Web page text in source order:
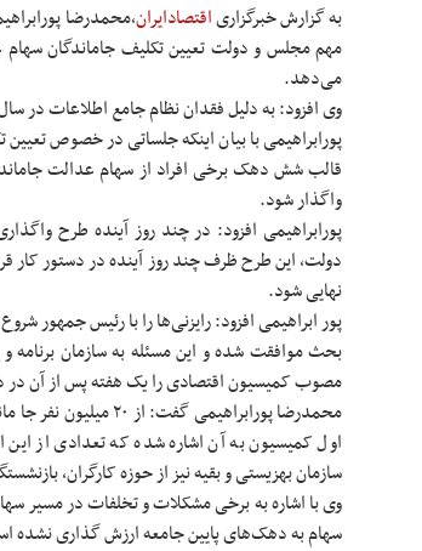
به گزارش خبرگزاریاقتصادایران،محمدرضا
مهم مجلس و دولت تعیین تکلیف جاماندگان
می‌دهد.
وی افزود: به دلیل فقدان نظام جامع اطلاعات در سال ۸۴، سهام عدالت به دهک‌های پایین اختصاص
پورابراهیمی با بیان اینکه جلساتی در خصوص
قالب شش دهک برخی افراد از سهام عدالت
واگذار شود.
پورابراهیمی افزود: در چند روز آینده طرح
دولت، این طرح ظرف چند روز آینده در دستور کار
نهایی شود.
پور ابراهیمی افزود: رایزنی‌ها را با رئیس جمهور
بحث موافقت شده و این مسئله به سازمان
مصوب کمیسیون اقتصادی را یک هفته پس از آن در
اول کمیسیون به آن اشاره شده که تعدادی از
سازمان بهزیستی و بقیه نیز از حوزه کارگران،
سهام به دهک‌های پایین جامعه ارزش گذاری نشده